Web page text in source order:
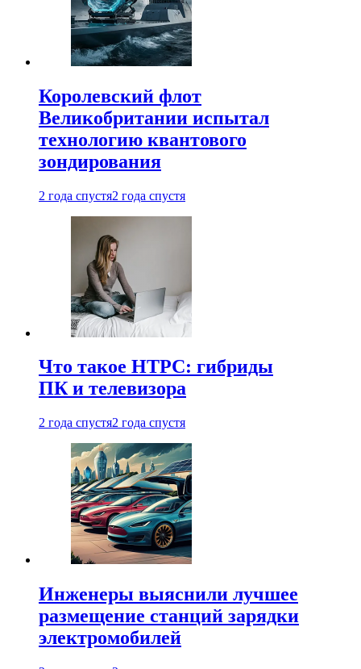
Королевский флот
Великобритании испытал
технологию квантового
зондирования
2 года спустя2 года спустя
Что такое HTPC: гибриды
ПК и телевизора
2 года спустя2 года спустя
Инженеры выяснили лучшее
размещение станций зарядки
электромобилей